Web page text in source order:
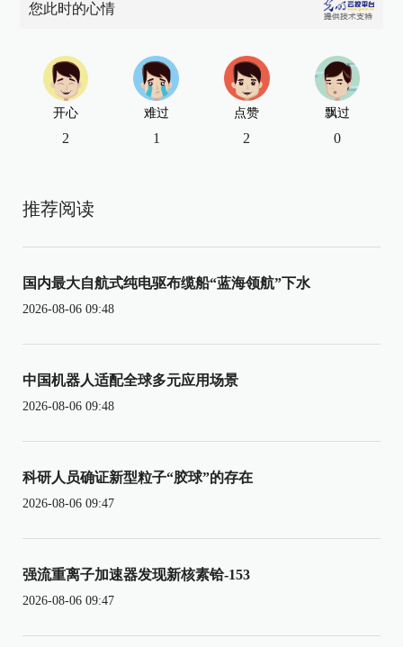
您此时的心情
开心
2
难过
1
点赞
2
飘过
0
推荐阅读
国内最大自航式纯电驱布缆船“蓝海领航”下水
2026-08-06 09:48
中国机器人适配全球多元应用场景
2026-08-06 09:48
科研人员确证新型粒子“胶球”的存在
2026-08-06 09:47
强流重离子加速器发现新核素铪-153
2026-08-06 09:47